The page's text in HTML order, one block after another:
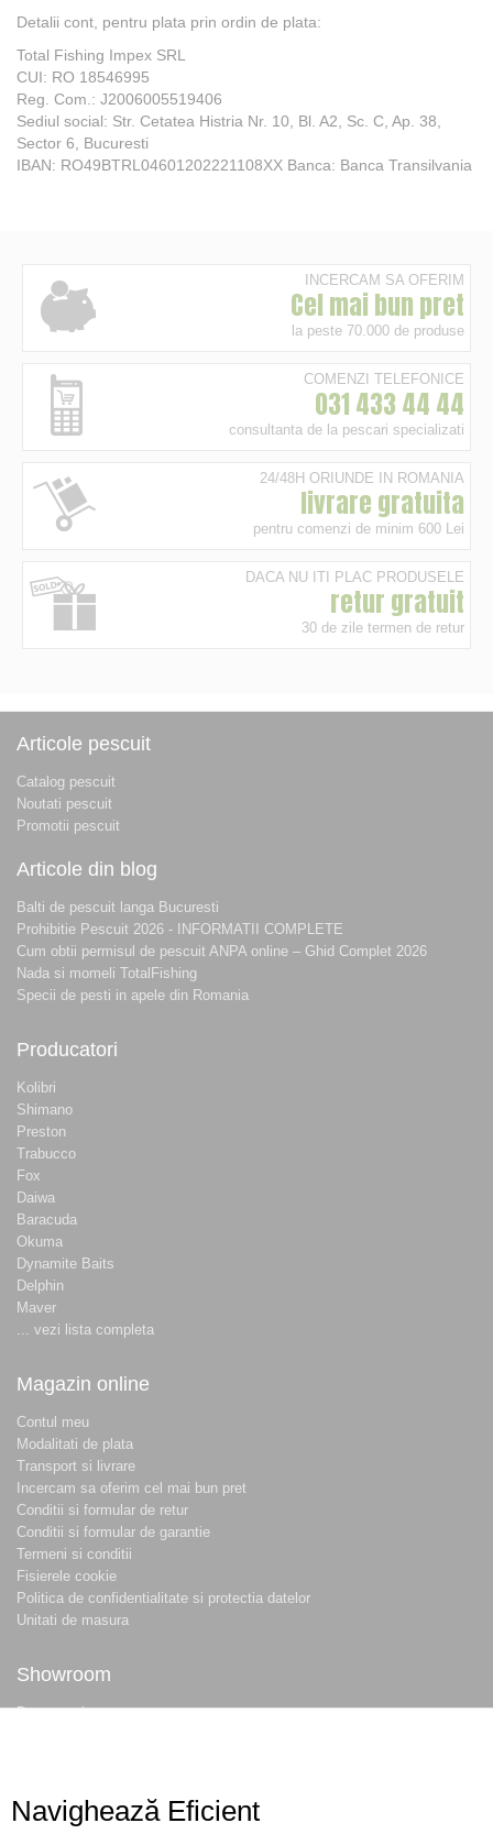
Detalii cont, pentru plata prin ordin de plata:
Total Fishing Impex SRL
CUI: RO 18546995
Reg. Com.: J2006005519406
Sediul social: Str. Cetatea Histria Nr. 10, Bl. A2, Sc. C, Ap. 38,
Sector 6, Bucuresti
IBAN: RO49BTRL04601202221108XX Banca: Banca Transilvania
INCERCAM SA OFERIM
Cel mai bun pret
la peste 70.000 de produse
COMENZI TELEFONICE
031 433 44 44
consultanta de la pescari specializati
24/48H ORIUNDE IN ROMANIA
livrare gratuita
pentru comenzi de minim 600 Lei
DACA NU ITI PLAC PRODUSELE
retur gratuit
30 de zile termen de retur
Articole pescuit
Catalog pescuit
Noutati pescuit
Promotii pescuit
Articole din blog
Balti de pescuit langa Bucuresti
Prohibitie Pescuit 2026 - INFORMATII COMPLETE
Cum obtii permisul de pescuit ANPA online – Ghid Complet 2026
Nada si momeli TotalFishing
Specii de pesti in apele din Romania
Producatori
Kolibri
Shimano
Preston
Trabucco
Fox
Daiwa
Baracuda
Okuma
Dynamite Baits
Delphin
Maver
... vezi lista completa
Magazin online
Contul meu
Modalitati de plata
Transport si livrare
Incercam sa oferim cel mai bun pret
Conditii si formular de retur
Conditii si formular de garantie
Termeni si conditii
Fisierele cookie
Politica de confidentialitate si protectia datelor
Unitati de masura
Showroom
Despre noi
Navighează Eficient